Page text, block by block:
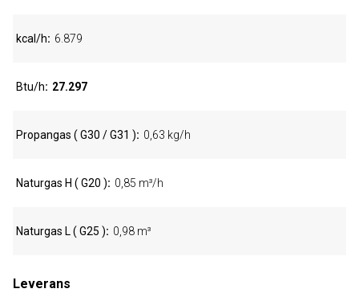
kcal/h 6.879
Btu/h 27.297
Propangas ( G30 / G31 ) 0,63 kg/h
Naturgas H ( G20 ) 0,85 m³/h
Naturgas L ( G25 ) 0,98 m³
Leverans